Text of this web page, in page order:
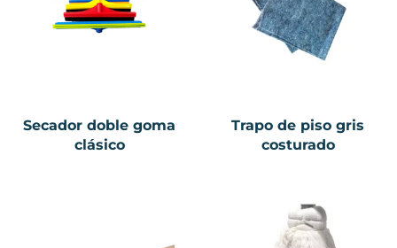
Secador doble goma
clásico
Trapo de piso gris
costurado